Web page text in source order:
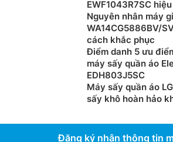
EWF1043R7SC
Nguyên nhân máy
WA14CG5886BV/
cách khắc phục
Điểm danh 5 ưu
máy sấy quần áo
EDH803J5SC
Máy sấy quần áo
sấy khô hoàn hảo
Đăng ký nhận thông tin